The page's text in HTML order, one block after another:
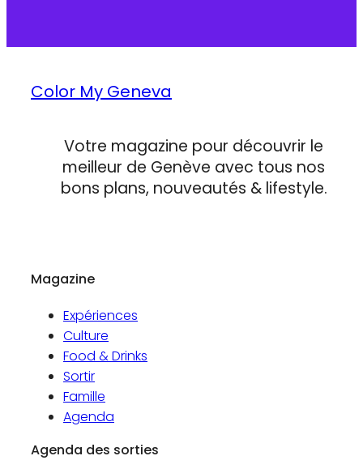
Color My Geneva
Votre magazine pour découvrir le
meilleur de Genève avec tous nos
bons plans, nouveautés & lifestyle.
Magazine
Expériences
Culture
Food & Drinks
Sortir
Famille
Agenda
Agenda des sorties